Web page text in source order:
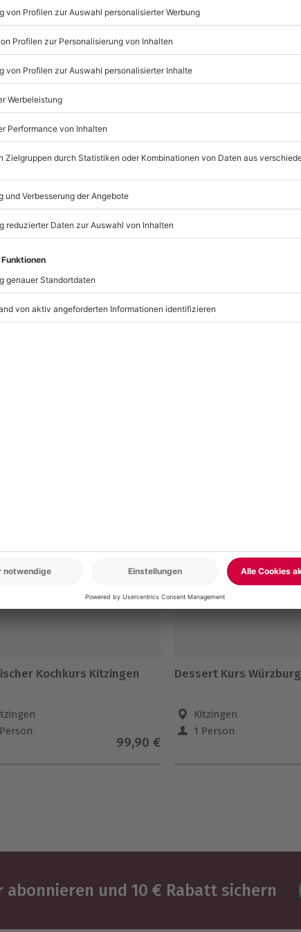
für Notizen,
Listenansicht
Mühldorfstraße 8
81671 München
außer an bundesweiten
Kochkurs Kitzingen
99,90 €
Dessert Kurs Würzburg
Kitzingen
1 Person
abonnieren und 10 € Rabatt sichern